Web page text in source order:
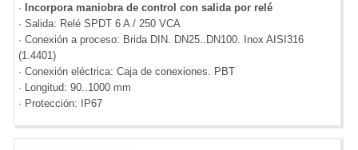
·
Incorpora maniobra de control con salida por relé
· Salida: Relé SPDT 6 A / 250 VCA
· Conexión a proceso: Brida DIN. DN25..DN100. Inox AISI316
(1.4401)
· Conexión eléctrica: Caja de conexiones. PBT
· Longitud: 90..1000 mm
· Protección: IP67